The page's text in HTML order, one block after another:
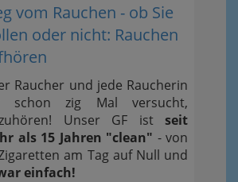
vom Rauchen - ob Sie
oder nicht: Rauchen
Raucher und jede Raucherin
schon zig Mal versucht,
Unser GF ist seit
als 15 Jahren "clean" - von
am Tag auf Null und
einfach!